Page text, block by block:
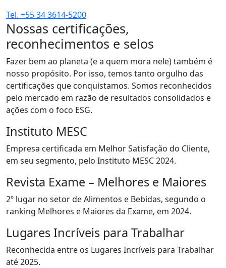
Tel. +55 34 3614-5200
Nossas certificações,
reconhecimentos e selos
Fazer bem ao planeta (e a quem mora nele) também é
nosso propósito. Por isso, temos tanto orgulho das
certificações que conquistamos. Somos reconhecidos
pelo mercado em razão de resultados consolidados e
ações com o foco ESG.
Instituto MESC
Empresa certificada em Melhor Satisfação do Cliente,
em seu segmento, pelo Instituto MESC 2024.
Revista Exame – Melhores e Maiores
2º lugar no setor de Alimentos e Bebidas, segundo o
ranking Melhores e Maiores da Exame, em 2024.
Lugares Incríveis para Trabalhar
Reconhecida entre os Lugares Incríveis para Trabalhar
até 2025.